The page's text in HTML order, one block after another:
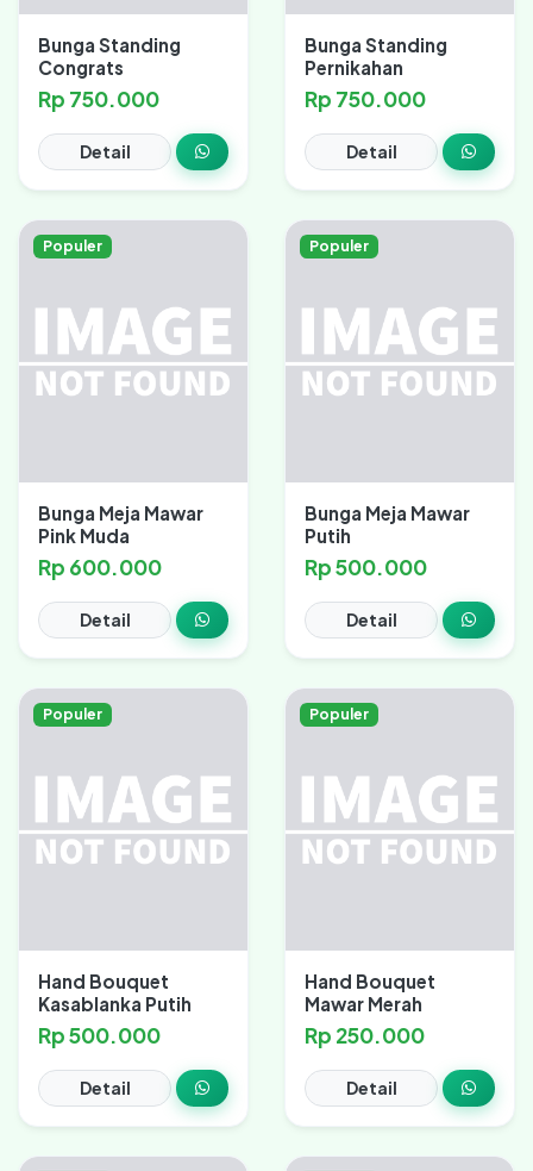
Bunga Standing
Congrats
Rp 750.000
Detail
Bunga Standing
Pernikahan
Rp 750.000
Detail
Populer
Bunga Meja Mawar
Pink Muda
Rp 600.000
Detail
Populer
Bunga Meja Mawar
Putih
Rp 500.000
Detail
Populer
Hand Bouquet
Kasablanka Putih
Rp 500.000
Detail
Populer
Hand Bouquet
Mawar Merah
Rp 250.000
Detail